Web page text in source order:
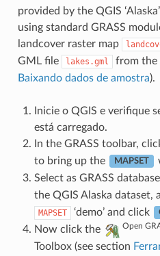
provided by the QGIS
using standard GRASS
landcover raster map
GML file
lakes.gml
from the
Baixando dados de amostra).
Inicie o QGIS e verifique
está carregado.
In the GRASS toolbar,
to bring up the
MAPSET
Select as GRASS
the QGIS Alaska dataset,
MAPSET ‘demo’ and click
Now click the
Open
Toolbox (see section